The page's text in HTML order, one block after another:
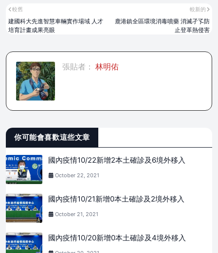
較新的
鹿港鎮全區環境消毒噴藥 消滅孑孓防
止登革熱侵害
較舊
建國科大先進智慧車輛實作場域 人才
培育計畫成果亮眼
張貼者： 林明佑
你可能會喜歡這些文章
國內疫情10/22新增2本土確診及6境外移入
October 22, 2021
國內疫情10/21新增0本土確診及2境外移入
October 21, 2021
國內疫情10/20新增0本土確診及4境外移入